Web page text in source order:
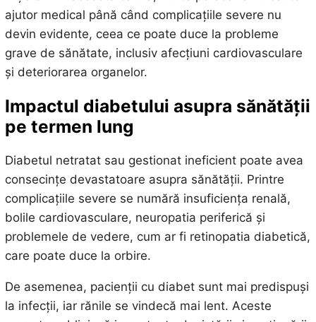
ajutor medical până când complicațiile severe nu
devin evidente, ceea ce poate duce la probleme
grave de sănătate, inclusiv afecțiuni cardiovasculare
și deteriorarea organelor.
Impactul diabetului asupra sănătății
pe termen lung
Diabetul netratat sau gestionat ineficient poate avea
consecințe devastatoare asupra sănătății. Printre
complicațiile severe se numără insuficiența renală,
bolile cardiovasculare, neuropatia periferică și
problemele de vedere, cum ar fi retinopatia diabetică,
care poate duce la orbire.
De asemenea, pacienții cu diabet sunt mai predispuși
la infecții, iar rănile se vindecă mai lent. Aceste